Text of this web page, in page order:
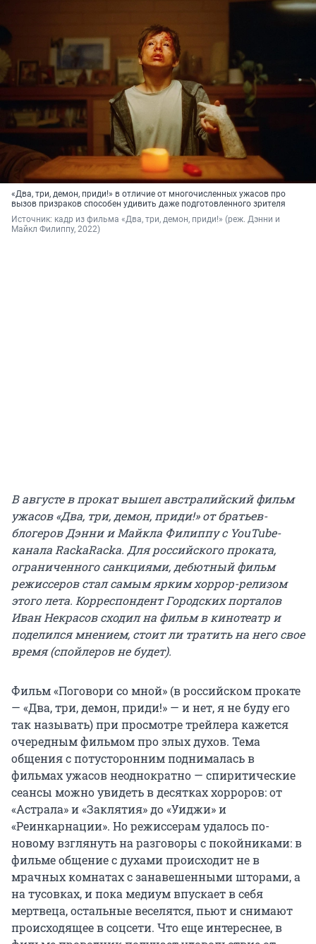
«Два, три, демон, приди!» в отличие от многочисленных ужасов про
вызов призраков способен удивить даже подготовленного зрителя
Источник: кадр из фильма «Два, три, демон, приди!» (реж. Дэнни и
Майкл Филиппу, 2022)
В августе в прокат вышел австралийский фильм
ужасов«Два, три, демон, приди!»от братьев-
блогеров Дэнни и Майкла Филиппу с YouTube-
канала RackaRacka. Для российского проката,
ограниченного санкциями, дебютный фильм
режиссеров стал самым ярким хоррор-релизом
этого лета. Корреспондент Городских порталов
Иван Некрасов сходил на фильм в кинотеатр и
поделился мнением, стоит ли тратить на него свое
время (спойлеров не будет).
Фильм «Поговори со мной» (в российском прокате
— «Два, три, демон, приди!» — и нет, я не буду его
так называть) при просмотре трейлера кажется
очередным фильмом про злых духов. Тема
общения с потусторонним поднималась в
фильмах ужасов неоднократно — спиритические
сеансы можно увидеть в десятках хорроров: от
«Астрала» и «Заклятия» до «Уиджи» и
«Реинкарнации». Но режиссерам удалось по-
новому взглянуть на разговоры с покойниками: в
фильме общение с духами происходит не в
мрачных комнатах с занавешенными шторами, а
на тусовках, и пока медиум впускает в себя
мертвеца, остальные веселятся, пьют и снимают
происходящее в соцсети. Что еще интереснее, в